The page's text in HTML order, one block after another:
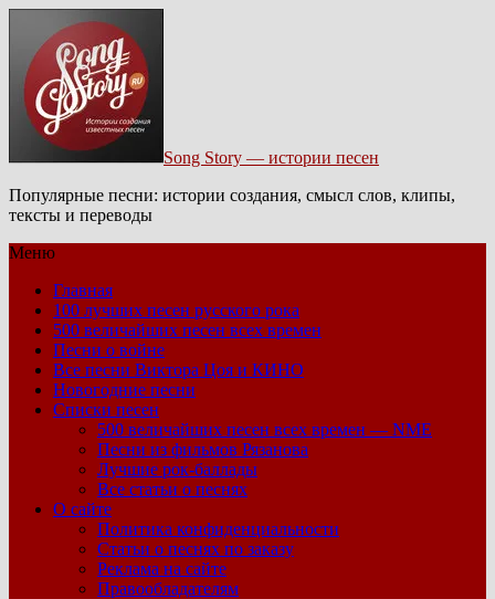
Song Story — истории песен
Популярные песни: истории создания, смысл слов, клипы,
тексты и переводы
Меню
Главная
100 лучших песен русского рока
500 величайших песен всех времен
Песни о войне
Все песни Виктора Цоя и КИНО
Новогодние песни
Списки песен
500 величайших песен всех времен — NME
Песни из фильмов Рязанова
Лучшие рок-баллады
Все статьи о песнях
О сайте
Политика конфиденциальности
Статьи о песнях по заказу
Реклама на сайте
Правообладателям